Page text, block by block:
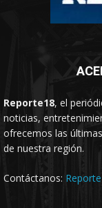
Reporte18, el
noticias,
ofrecemos las
de nuestra región.
Contáctanos: